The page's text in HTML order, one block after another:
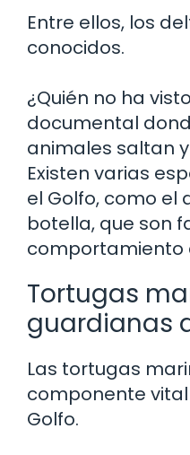
Entre ellos, los
conocidos.
¿Quién no ha
documental
animales saltan
Existen varias
el Golfo, como el
botella, que son
comportamiento
Tortugas
guardianas
Las tortugas
componente
Golfo.